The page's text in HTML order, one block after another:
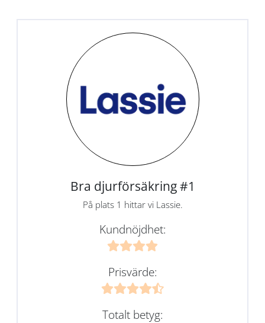
Bra djurförsäkring #1
På plats 1 hittar vi Lassie.
Kundnöjdhet:
Prisvärde:
Totalt betyg: